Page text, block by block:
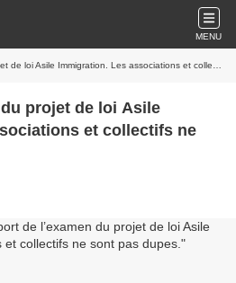
MENU
Immigration. Les associations et collectifs ne sont pas dupes.
projet de loi Asile